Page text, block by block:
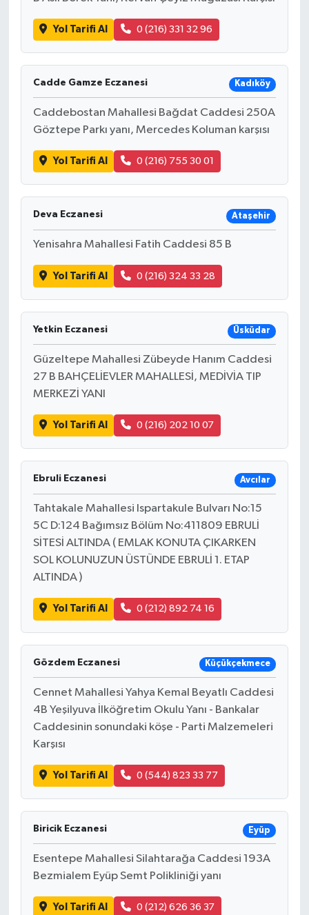
Yol Tarifi Al 0 (216) 331 32 96
Cadde Gamze Eczanesi Kadıköy
Caddebostan Mahallesi Bağdat Caddesi 250A
Göztepe Parkı yanı, Mercedes Koluman karşısı
Yol Tarifi Al 0 (216) 755 30 01
Deva Eczanesi Ataşehir
Yenisahra Mahallesi Fatih Caddesi 85 B
Yol Tarifi Al 0 (216) 324 33 28
Yetkin Eczanesi Üsküdar
Güzeltepe Mahallesi Zübeyde Hanım Caddesi
27 B BAHÇELİEVLER MAHALLESİ, MEDİVİA TIP
MERKEZİ YANI
Yol Tarifi Al 0 (216) 202 10 07
Ebruli Eczanesi Avcılar
Tahtakale Mahallesi Ispartakule Bulvarı No:15
5C D:124 Bağımsız Bölüm No:411809 EBRULİ
SİTESİ ALTINDA ( EMLAK KONUTA ÇIKARKEN
SOL KOLUNUZUN ÜSTÜNDE EBRULİ 1. ETAP
ALTINDA )
Yol Tarifi Al 0 (212) 892 74 16
Gözdem Eczanesi Küçükçekmece
Cennet Mahallesi Yahya Kemal Beyatlı Caddesi
4B Yeşilyuva İlköğretim Okulu Yanı - Bankalar
Caddesinin sonundaki köşe - Parti Malzemeleri
Karşısı
Yol Tarifi Al 0 (544) 823 33 77
Biricik Eczanesi Eyüp
Esentepe Mahallesi Silahtarağa Caddesi 193A
Bezmialem Eyüp Semt Polikliniği yanı
Yol Tarifi Al 0 (212) 626 36 37